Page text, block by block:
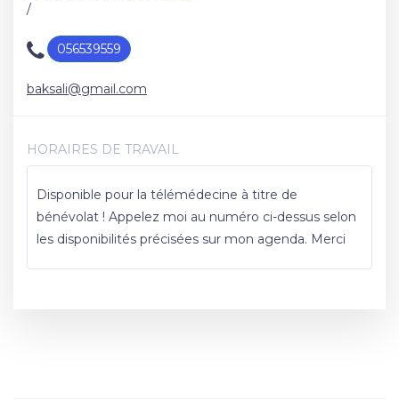
/
056539559
baksali@gmail.com
HORAIRES DE TRAVAIL
Disponible pour la télémédecine à titre de
bénévolat ! Appelez moi au numéro ci-dessus selon
les disponibilités précisées sur mon agenda. Merci